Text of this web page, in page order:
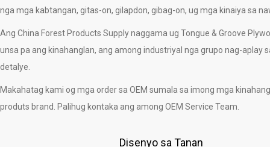
nga mga kabtangan, gitas-on, gilapdon, gibag-on, ug mga kinaiya sa
Ang China Forest Products Supply naggama ug Tongue & Groove
unsa pa ang kinahanglan, ang among industriyal nga grupo nag-
detalye.
Makahatag kami og mga order sa OEM sumala sa imong mga
produts brand. Palihug kontaka ang among OEM Service Team.
Disenyo sa Tanan